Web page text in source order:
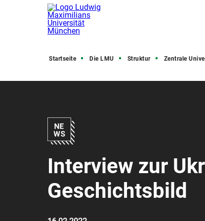
Startseite Die LMU Struktur Zentrale
Interview zur
Geschichtsbild